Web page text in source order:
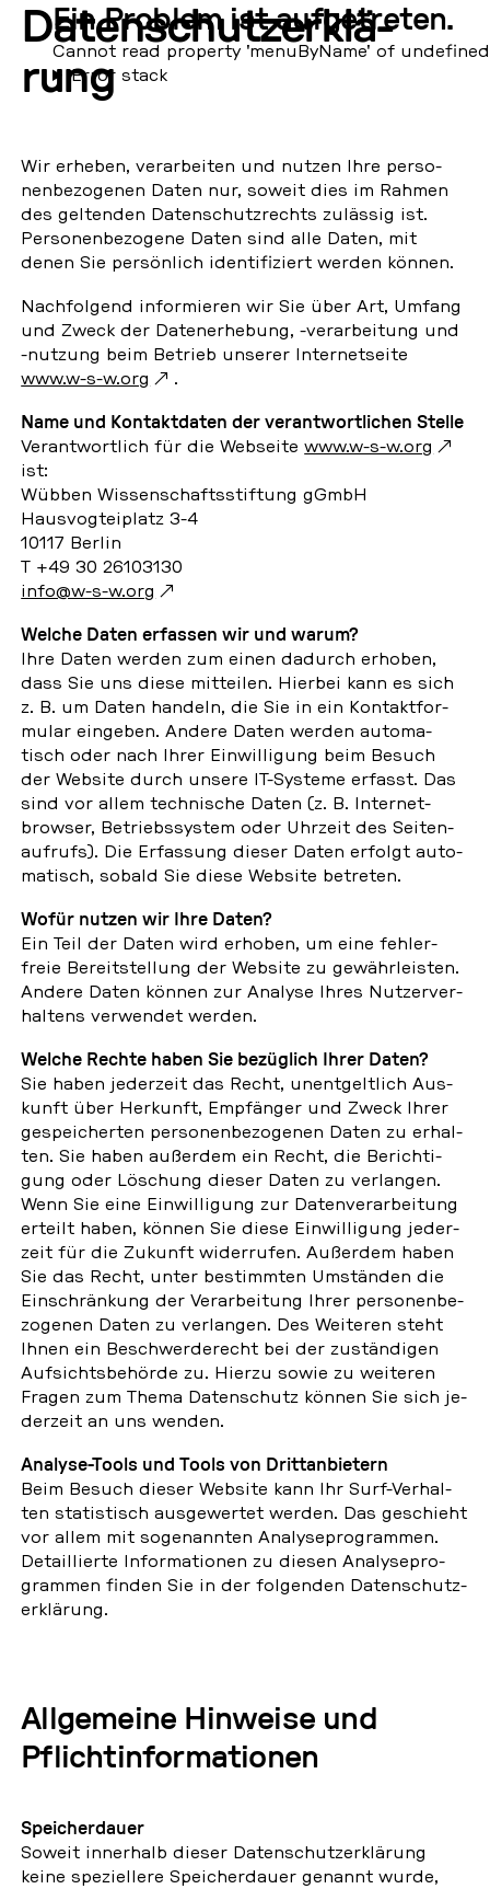
Ein Problem ist aufgetreten.
Cannot read property 'menuByName' of undefined
Error stack
Da­ten­schutz­er­klä­
rung
Wir erheben, ver­ar­bei­ten und nutzen Ihre per­so­
nen­be­zo­ge­nen Daten nur, soweit dies im Rahmen
des gel­ten­den Da­ten­schutz­rechts zu­läs­sig ist.
Per­so­nen­be­zo­ge­ne Daten sind alle Daten, mit
denen Sie per­sön­lich iden­ti­fi­ziert werden können.
Nach­fol­gend in­for­mie­ren wir Sie über Art, Umfang
und Zweck der Da­ten­er­he­bung, -ver­ar­bei­tung und
-nutzung beim Betrieb unserer In­ter­net­sei­te
www.w-s-w.org
.
Name und Kon­takt­da­ten der ver­ant­wort­li­chen Stelle
Ver­ant­wort­lich für die Web­sei­tewww.w-s-w.org
ist:
Wübben Wis­sen­schafts­stif­tung gGmbH
Haus­vog­tei­platz 3-4
10117 Berlin
T +49 30 26103130
info@w-s-w.org
Welche Daten er­fas­sen wir und warum?
Ihre Daten werden zum einen dadurch erhoben,
dass Sie uns diese mit­tei­len. Hierbei kann es sich
z. B. um Daten handeln, die Sie in ein Kon­takt­for­
mu­lar ein­ge­ben. Andere Daten werden au­to­ma­
tisch oder nach Ihrer Ein­wil­li­gung beim Besuch
der Website durch unsere IT-Systeme erfasst. Das
sind vor allem tech­ni­sche Daten (z. B. In­ter­net­
brow­ser, Be­triebs­sys­tem oder Uhrzeit des Sei­ten­
auf­rufs). Die Er­fas­sung dieser Daten erfolgt au­to­
ma­tisch, sobald Sie diese Website be­tre­ten.
Wofür nutzen wir Ihre Daten?
Ein Teil der Daten wird erhoben, um eine feh­ler­
freie Be­reit­stel­lung der Website zu ge­währ­leis­ten.
Andere Daten können zur Analyse Ihres Nut­zer­ver­
hal­tens ver­wen­det werden.
Welche Rechte haben Sie be­züg­lich Ihrer Daten?
Sie haben je­der­zeit das Recht, un­ent­gelt­lich Aus­
kunft über Her­kunft, Emp­fän­ger und Zweck Ihrer
ge­spei­cher­ten per­so­nen­be­zo­ge­nen Daten zu er­hal­
ten. Sie haben au­ßer­dem ein Recht, die Be­rich­ti­
gung oder Lö­schung dieser Daten zu ver­lan­gen.
Wenn Sie eine Ein­wil­li­gung zur Da­ten­ver­ar­bei­tung
erteilt haben, können Sie diese Ein­wil­li­gung je­der­
zeit für die Zukunft wi­der­ru­fen. Au­ßer­dem haben
Sie das Recht, unter be­stimm­ten Um­stän­den die
Ein­schrän­kung der Ver­ar­bei­tung Ihrer per­so­nen­be­
zo­ge­nen Daten zu ver­lan­gen. Des Wei­te­ren steht
Ihnen ein Be­schwer­de­recht bei der zu­stän­di­gen
Auf­sichts­be­hör­de zu. Hierzu sowie zu wei­te­ren
Fragen zum Thema Da­ten­schutz können Sie sich je­
der­zeit an uns wenden.
Analyse-Tools und Tools von Dritt­an­bie­tern
Beim Besuch dieser Website kann Ihr Surf-Ver­hal­
ten sta­tis­tisch aus­ge­wer­tet werden. Das ge­schieht
vor allem mit so­ge­nann­ten Ana­ly­se­pro­gram­men.
De­tail­lier­te In­for­ma­tio­nen zu diesen Ana­ly­se­pro­
gram­men finden Sie in der fol­gen­den Da­ten­schutz­
er­klä­rung.
All­ge­mei­ne Hin­wei­se und
Pflicht­in­for­ma­tio­nen
Spei­cher­dau­er
Soweit in­ner­halb dieser Da­ten­schutz­er­klä­rung
keine spe­zi­el­le­re Spei­cher­dau­er genannt wurde,